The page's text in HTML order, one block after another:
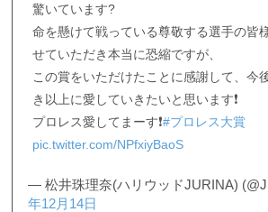
驚いています?
命を懸けて戦っている尊敬する選手の皆
せていただき本当に恐縮ですが、
この賞をいただけたことに感謝して、今
き以上に愛していきたいと思います❗
プロレス愛してまーす❗#プロレス大賞
pic.twitter.com/NPfxiyBaoS
— 松井珠理奈(ハリウッドJURINA)
年12月14日